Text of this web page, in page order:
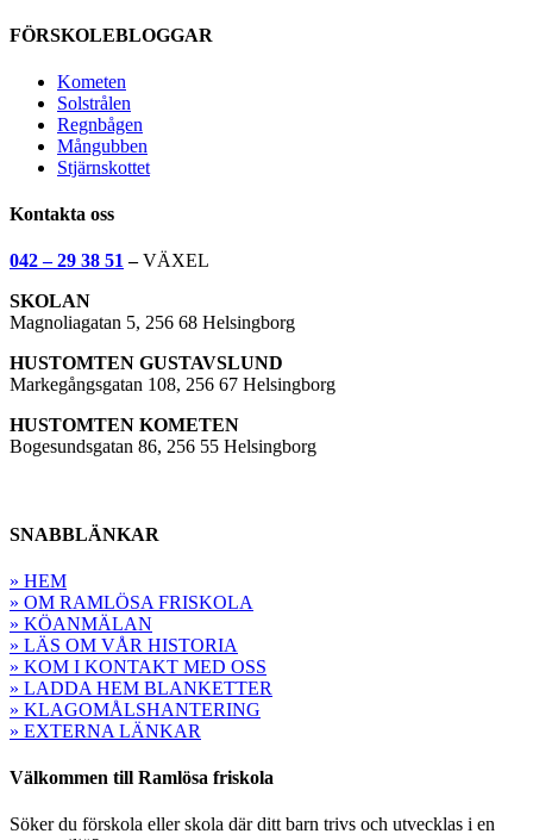
FÖRSKOLEBLOGGAR
Kometen
Solstrålen
Regnbågen
Mångubben
Stjärnskottet
Kontakta oss
042 – 29 38 51–VÄXEL
SKOLAN
Magnoliagatan 5, 256 68 Helsingborg
HUSTOMTEN GUSTAVSLUND
Markegångsgatan 108, 256 67 Helsingborg
HUSTOMTEN KOMETEN
Bogesundsgatan 86, 256 55 Helsingborg
SNABBLÄNKAR
» HEM
» OM RAMLÖSA FRISKOLA
» KÖANMÄLAN
» LÄS OM VÅR HISTORIA
» KOM I KONTAKT MED OSS
» LADDA HEM BLANKETTER
» KLAGOMÅLSHANTERING
» EXTERNA LÄNKAR
Välkommen till Ramlösa friskola
Söker du förskola eller skola där ditt barn trivs och utvecklas i en